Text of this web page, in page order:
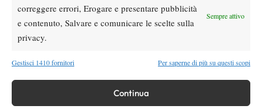
correggere errori, Erogare e presentare pubblicità
e contenuto, Salvare e comunicare le scelte sulla
privacy.
Sempre attivo
Gestisci 1410 fornitori Per saperne di più su questi scopi
Continua
TAGGED:
Sporting Milano 3